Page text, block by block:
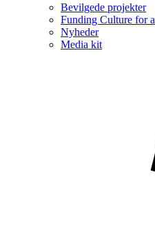
Bevilgede projekter
Funding Culture for
Nyheder
Media kit